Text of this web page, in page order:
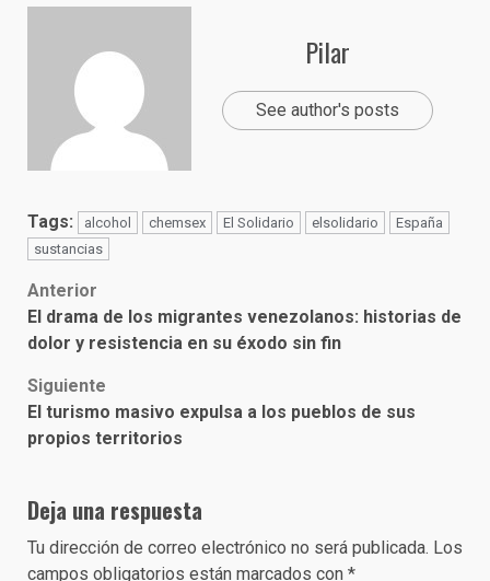
Pilar
See author's posts
Tags: alcohol chemsex El Solidario elsolidario
España
sustancias
Post
navigation
Anterior
El drama de los migrantes venezolanos: historias de
dolor y resistencia en su éxodo sin fin
Siguiente
El turismo masivo expulsa a los pueblos de sus
propios territorios
Deja una respuesta
Tu dirección de correo electrónico no será publicada. Los
campos obligatorios están marcados con *